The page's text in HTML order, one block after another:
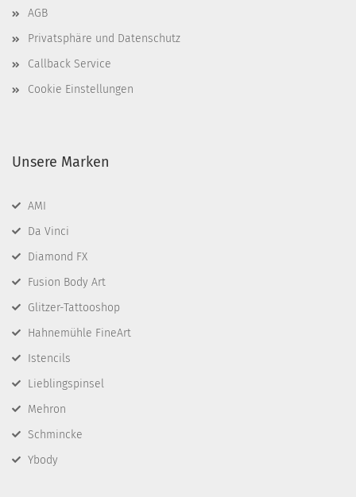
AGB
Privatsphäre und Datenschutz
Callback Service
Cookie Einstellungen
Unsere Marken
AMI
Da Vinci
Diamond FX
Fusion Body Art
Glitzer-Tattooshop
Hahnemühle FineArt
Istencils
Lieblingspinsel
Mehron
Schmincke
Ybody